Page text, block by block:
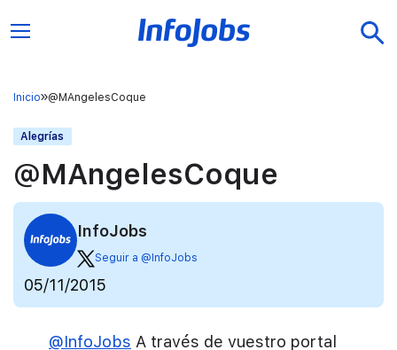
Inicio @MAngelesCoque
Alegrías
@MAngelesCoque
InfoJobs
Seguir a @InfoJobs
05/11/2015
@InfoJobs A través de vuestro portal